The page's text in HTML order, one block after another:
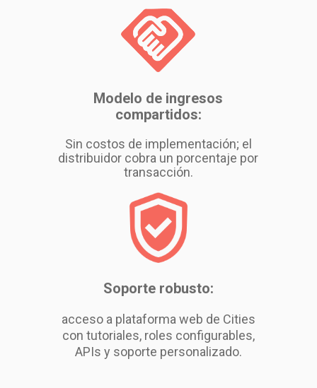
Modelo de ingresos
compartidos:
Sin costos de implementación; el
distribuidor cobra un porcentaje por
transacción.
Soporte robusto:
acceso a plataforma web de Cities
con tutoriales, roles configurables,
APIs y soporte personalizado.